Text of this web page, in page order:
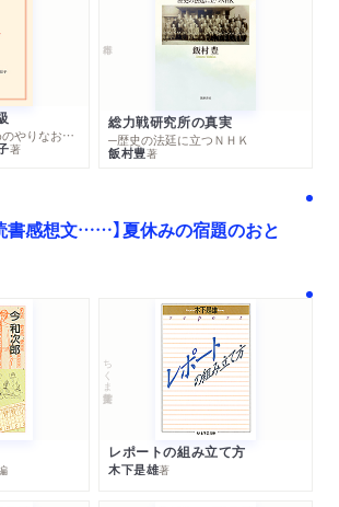
─スピーキングのためのやりなおし英文法スーパードリル
著
総力戦研究所の真実
─歴史の法廷に立つＮＨＫ
飯村豊著
書感想文……】夏休みの宿題のおと
ちくま学芸文庫
レポートの組み立て方
木下是雄著